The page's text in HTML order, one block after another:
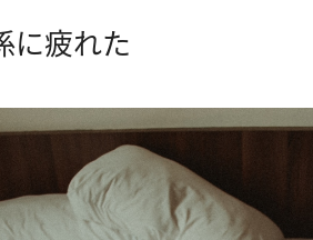
に疲れた